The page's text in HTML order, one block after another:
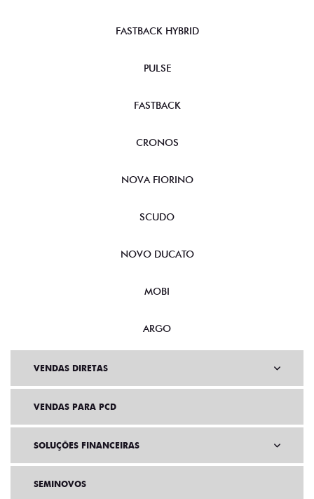
FASTBACK HYBRID
PULSE
FASTBACK
CRONOS
NOVA FIORINO
SCUDO
NOVO DUCATO
MOBI
ARGO
VENDAS DIRETAS
VENDAS PARA PCD
SOLUÇÕES FINANCEIRAS
SEMINOVOS